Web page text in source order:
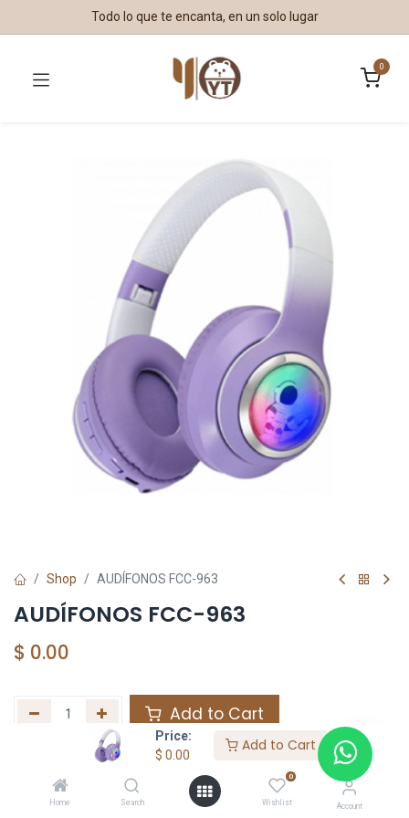
Price:
$ 0.00
Add to Cart
Home Search
0
Wishlist Account
Todo lo que te encanta, en un solo lugar
0
Shop AUDÍFONOS FCC-963
AUDÍFONOS FCC-963
$ 0.00
Add to Cart
Agregar a la lista de deseos
Share :